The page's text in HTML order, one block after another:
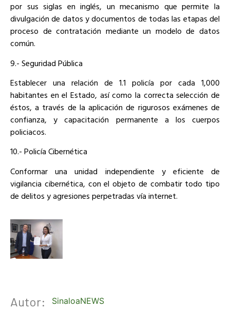
por sus siglas en inglés, un mecanismo que permite la
divulgación de datos y documentos de todas las etapas del
proceso de contratación mediante un modelo de datos
común.
9.- Seguridad Pública
Establecer una relación de 1.1 policía por cada 1,000
habitantes en el Estado, así como la correcta selección de
éstos, a través de la aplicación de rigurosos exámenes de
confianza, y capacitación permanente a los cuerpos
policiacos.
10.- Policía Cibernética
Conformar una unidad independiente y eficiente de
vigilancia cibernética, con el objeto de combatir todo tipo
de delitos y agresiones perpetradas vía internet.
Autor: SinaloaNEWS